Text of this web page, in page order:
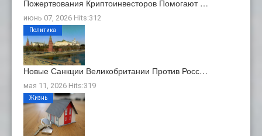
Пожертвования Криптоинвесторов Помогают …
июнь 07, 2026 Hits:312
Новые Санкции Великобритании Против Росс…
мая 11, 2026 Hits:319
Политика
Жизнь